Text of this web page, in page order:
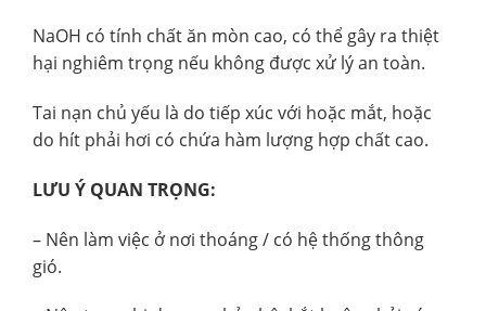
NaOH có tính chất ăn mòn cao, có thể gây ra thiệt
hại nghiêm trọng nếu không được xử lý an toàn.
Tai nạn chủ yếu là do tiếp xúc với hoặc mắt, hoặc
do hít phải hơi có chứa hàm lượng hợp chất cao.
LƯU Ý QUAN TRỌNG:
– Nên làm việc ở nơi thoáng / có hệ thống thông
gió.